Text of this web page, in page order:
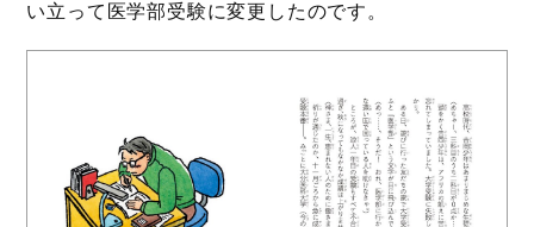
い立って医学部受験に変更したのです。